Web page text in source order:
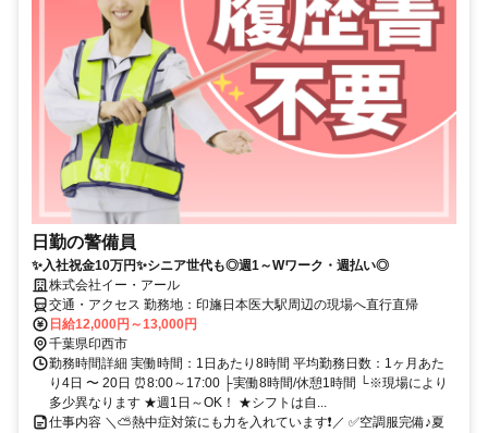
日勤の警備員
✨入社祝金10万円✨シニア世代も◎週1～Wワーク・週払い◎
株式会社イー・アール
交通・アクセス 勤務地：印旛日本医大駅周辺の現場へ直行直帰
日給12,000円～13,000円
千葉県印西市
勤務時間詳細 実働時間：1日あたり8時間 平均勤務日数：1ヶ月あた
り4日 〜 20日 ⏰8:00～17:00 ├実働8時間/休憩1時間 └※現場により
多少異なります ★週1日～OK！ ★シフトは自...
仕事内容 ＼⛅熱中症対策にも力を入れています❗／ ✅空調服完備♪夏